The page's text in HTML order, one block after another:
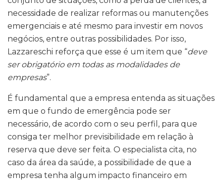
necessidade de realizar reformas ou manutenções
emergenciais e até mesmo para investir em novos
negócios, entre outras possibilidades. Por isso,
Lazzareschi reforça que esse é um item que “deve
ser obrigatório em todas as modalidades de
empresas”.
É fundamental que a empresa entenda as situações
em que o fundo de emergência pode ser
necessário, de acordo com o seu perfil, para que
consiga ter melhor previsibilidade em relação à
reserva que deve ser feita. O especialista cita, no
caso da área da saúde, a possibilidade de que a
empresa tenha algum impacto financeiro em